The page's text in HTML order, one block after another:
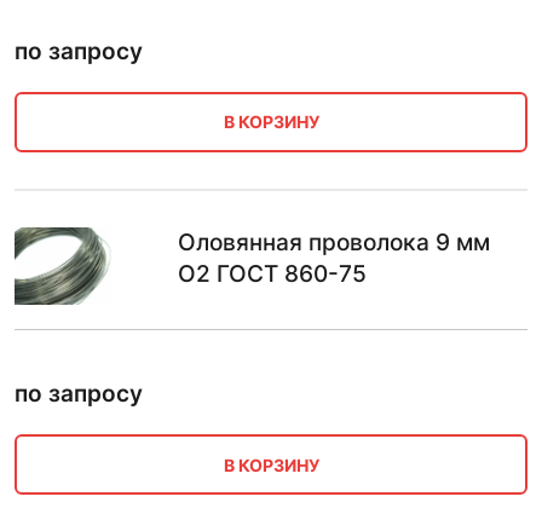
по запросу
В КОРЗИНУ
Оловянная проволока 9 мм
О2 ГОСТ 860-75
по запросу
В КОРЗИНУ